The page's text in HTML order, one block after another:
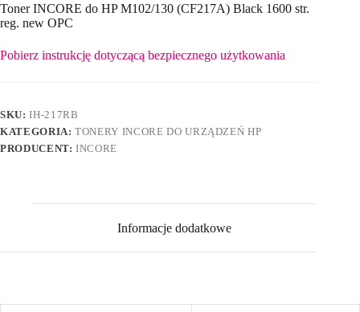
Toner INCORE do HP M102/130 (CF217A) Black 1600 str.
reg. new OPC
Pobierz instrukcję dotyczącą bezpiecznego użytkowania
SKU:IH-217RB
KATEGORIA:TONERY INCORE DO URZĄDZEŃ HP
PRODUCENT:INCORE
Informacje dodatkowe